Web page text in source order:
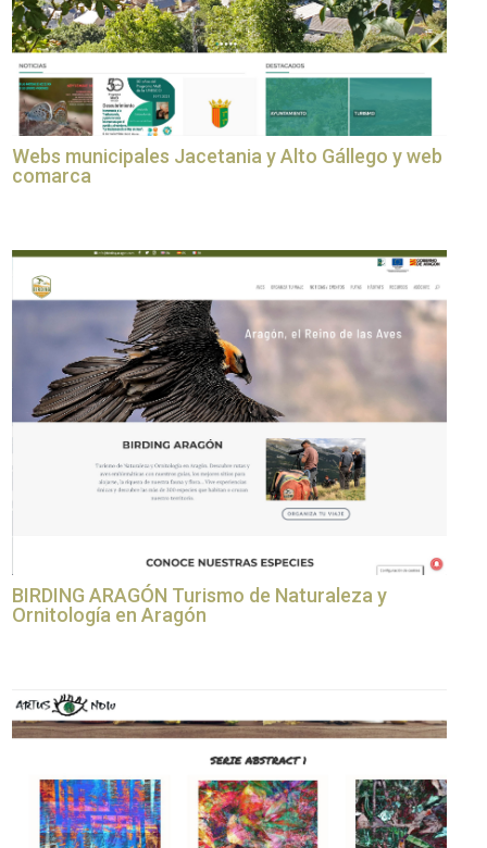
Webs municipales Jacetania y Alto Gállego y web
comarca
BIRDING ARAGÓN Turismo de Naturaleza y
Ornitología en Aragón